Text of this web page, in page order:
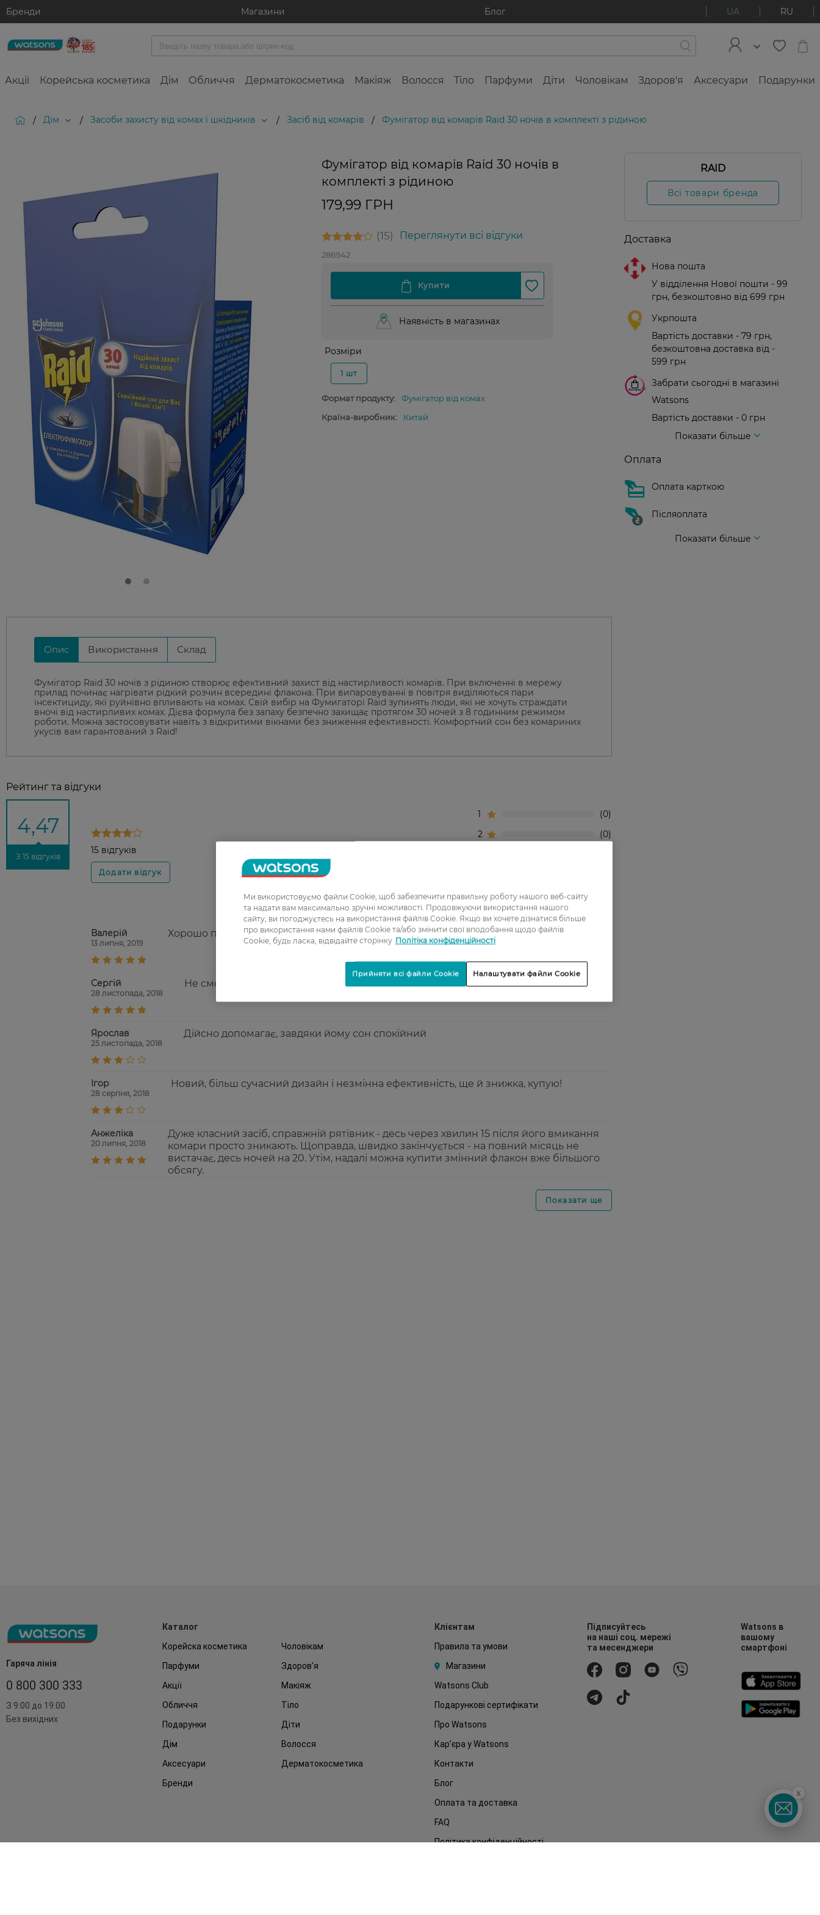
Бренди Магазини Блог UA RU
Акції Корейська косметика Дім Обличчя Дерматокосметика Макіяж Волосся Тіло Парфуми Діти Чоловікам Здоров'я Аксесуари Подарунки
/ Дім / Засоби захисту від комах і шкідників / Засіб від комарів / Фумігатор від комарів Raid 30 ночів в комплекті з рідиною
Фумігатор від комарів Raid 30 ночів в
комплекті з рідиною
179,99 ГРН
15 Переглянути всі відгуки
286942
Наявність в магазинах
Розміри
1 шт
Формат продукту:
Фумігатор від комах
Країна-виробник:
Китай
Опис Використання Склад
Фумігатор Raid 30 ночів з рідиною створює ефективний захист від настирливості комарів. При включенні в мережу
прилад починає нагрівати рідкий розчин всередині флакона. При випаровуванні в повітря виділяються пари
інсектициду, які руйнівно впливають на комах. Свій вибір на Фумигаторі Raid зупинять люди, які не хочуть страждати
вночі від настирливих комах. Дієва формула без запаху безпечно захищає протягом 30 ночей з 8 годинним режимом
роботи. Можна застосовувати навіть з відкритими вікнами без зниження ефективності. Комфортний сон без комариних
укусів вам гарантований з Raid!
Рейтинг та відгуки
4,47
З 15 відгуків
15 відгуків
1
0
2
0
5
Валерій
13 липня, 2019
Хорошо помогает от комаров. Рекомендую!
Сергій
28 листопада, 2018
Не смотря на новый дизайн,действует эфективно.
Ярослав
25 листопада, 2018
Дійсно допомагає, завдяки йому сон спокійний
Ігор
28 серпня, 2018
Новий, більш сучасний дизайн і незмінна ефективність, ще й знижка, купую!
Анжеліка
20 липня, 2018
Дуже класний засіб, справжній рятівник - десь через хвилин 15 після його вмикання
комари просто зникають. Щоправда, швидко закінчується - на повний місяць не
вистачає, десь ночей на 20. Утім, надалі можна купити змінний флакон вже більшого
обсягу.
Показати ще
RAID
Всі товари бренда
Доставка
Нова пошта
У відділення Нової пошти - 99
грн, безкоштовно від 699 грн
Укрпошта
Вартість доставки - 79 грн,
безкоштовна доставка від -
599 грн
Забрати сьогодні в магазині
Watsons
Вартість доставки - 0 грн
Показати більше
Оплата
Оплата карткою
Післяоплата
Показати більше
Гаряча лінія
0 800 300 333
З 9:00 до 19:00
Без вихідних
Каталог
Корейска косметика
Чоловікам
Парфуми
Здоров'я
Акції
Макіяж
Обличчя
Тіло
Подарунки
Діти
Дім
Волосся
Аксесуари
Дерматокосметика
Бренди
Клієнтам
Правила та умови
Магазини
Watsons Club
Подарункові сертифікати
Про Watsons
Кар'єра у Watsons
Контакти
Блог
Оплата та доставка
FAQ
Політика конфіденційності
Підписуйтесь
на наші соц. мережі
та месенджери
Watsons в
вашому
смартфоні
x
Ми використовуємо файли Cookie, щоб забезпечити правильну роботу нашого веб-сайту
та надати вам максимально зручні можливості. Продовжуючи використання нашого
сайту, ви погоджуєтесь на використання файлів Cookie. Якщо ви хочете дізнатися більше
про використання нами файлів Cookie та/або змінити свої вподобання щодо файлів
Cookie, будь ласка, відвідайте сторінку Політіка конфіденційності
Налаштувати файли Cookie
Прийняти всі файли Cookie